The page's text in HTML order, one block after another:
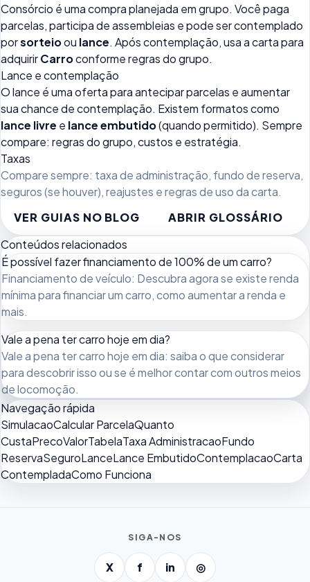
Consórcio é uma compra planejada em grupo. Você paga
parcelas, participa de assembleias e pode ser contemplado
porsorteioou lance. Após contemplação, usa a carta para
adquirirCarroconforme regras do grupo.
Lance e contemplação
O lance é uma oferta para antecipar parcelas e aumentar
sua chance de contemplação. Existem formatos como
lance livre e lance embutido(quando permitido). Sempre
compare: regras do grupo, custos e estratégia.
Taxas
Compare sempre: taxa de administração, fundo de reserva,
seguros (se houver), reajustes e regras de uso da carta.
VER GUIAS NO BLOG
ABRIR GLOSSÁRIO
Conteúdos relacionados
É possível fazer financiamento de 100% de um carro?
Financiamento de veículo: Descubra agora se existe renda
mínima para financiar um carro, como aumentar a renda e
mais.
Vale a pena ter carro hoje em dia?
Vale a pena ter carro hoje em dia: saiba o que considerar
para descobrir isso ou se é melhor contar com outros meios
de locomoção.
Navegação rápida
SimulacaoCalcular ParcelaQuanto
CustaPrecoValorTabelaTaxa AdministracaoFundo
ReservaSeguroLanceLance EmbutidoContemplacaoCarta
ContempladaComo Funciona
SIGA-NOS
X f in ◎